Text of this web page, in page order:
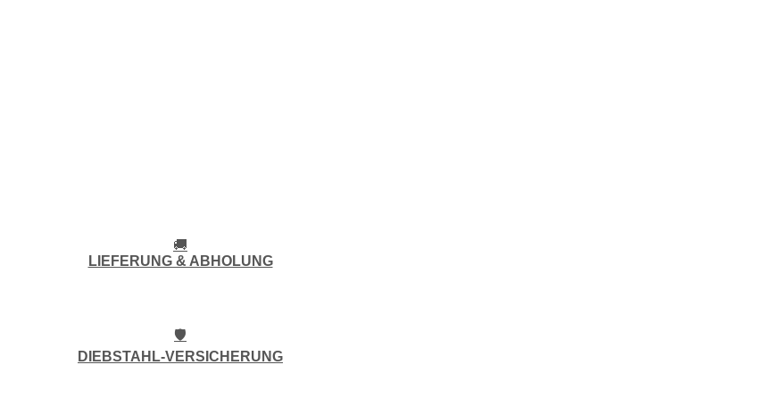
🚚
LIEFERUNG & ABHOLUNG
🛡️
DIEBSTAHL-VERSICHERUNG